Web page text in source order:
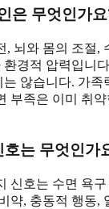
은 무엇인가
, 뇌와 몸의 조절,
경적 압력입니
않습니다. 가족
부족은 이미 취
는 무엇인가
신호는 수면 욕
약, 충동적 행동,